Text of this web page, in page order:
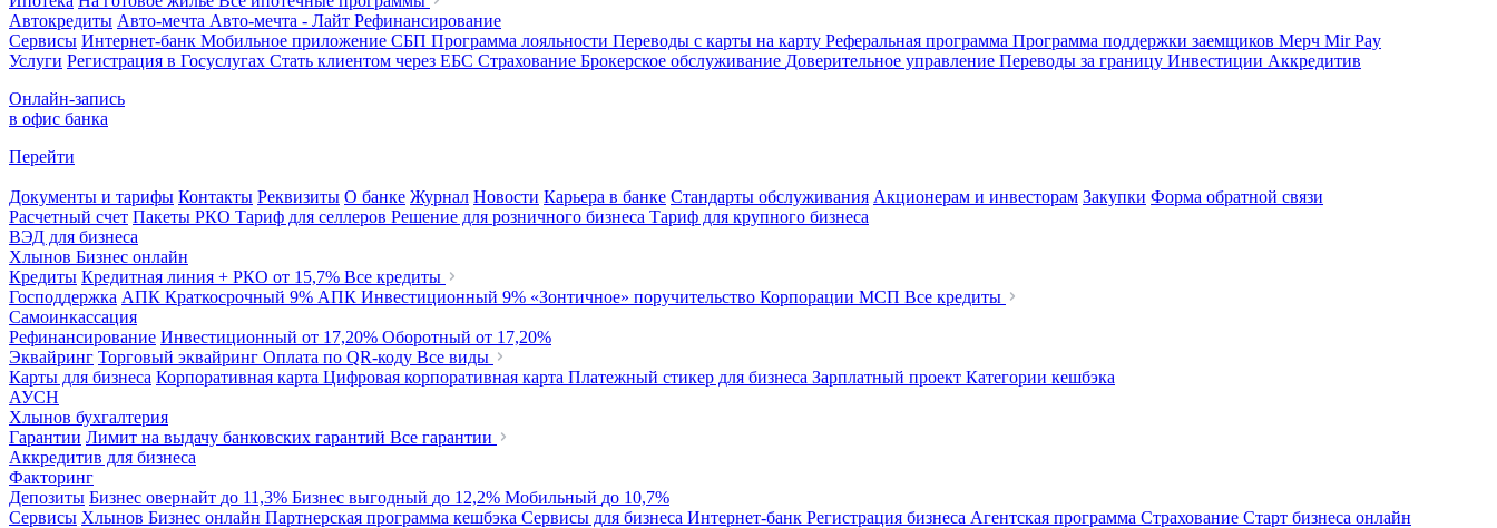
Автокредиты Авто-мечта Авто-мечта - Лайт Рефинансирование
Сервисы Интернет-банк Мобильное приложение СБП Программа лояльности Переводы с карты на карту Реферальная программа Программа поддержки заемщиков Мерч Mir Pay
Услуги Регистрация в Госуслугах Стать клиентом через ЕБС Страхование Брокерское обслуживание Доверительное управление Переводы за границу Инвестиции Аккредитив
Онлайн-запись
в офис банка
Перейти
Документы и тарифы Контакты Реквизиты О банке Журнал Новости Карьера в банке Стандарты обслуживания Акционерам и инвесторам Закупки Форма обратной связи
Расчетный счет Пакеты РКО Тариф для селлеров Решение для розничного бизнеса Тариф для крупного бизнеса
ВЭД для бизнеса
Хлынов Бизнес онлайн
Кредиты Кредитная линия + РКО от 15,7% Все кредиты
Господдержка АПК Краткосрочный 9% АПК Инвестиционный 9% «Зонтичное» поручительство Корпорации МСП Все кредиты
Самоинкассация
Рефинансирование Инвестиционный от 17,20% Оборотный от 17,20%
Эквайринг Торговый эквайринг Оплата по QR-коду Все виды
Карты для бизнеса Корпоративная карта Цифровая корпоративная карта Платежный стикер для бизнеса Зарплатный проект Категории кешбэка
АУСН
Хлынов бухгалтерия
Гарантии Лимит на выдачу банковских гарантий Все гарантии
Аккредитив для бизнеса
Факторинг
Депозиты Бизнес овернайт до 11,3% Бизнес выгодный до 12,2% Мобильный до 10,7%
Сервисы Хлынов Бизнес онлайн Партнерская программа кешбэка Сервисы для бизнеса Интернет-банк Регистрация бизнеса Агентская программа Страхование Старт бизнеса онлайн